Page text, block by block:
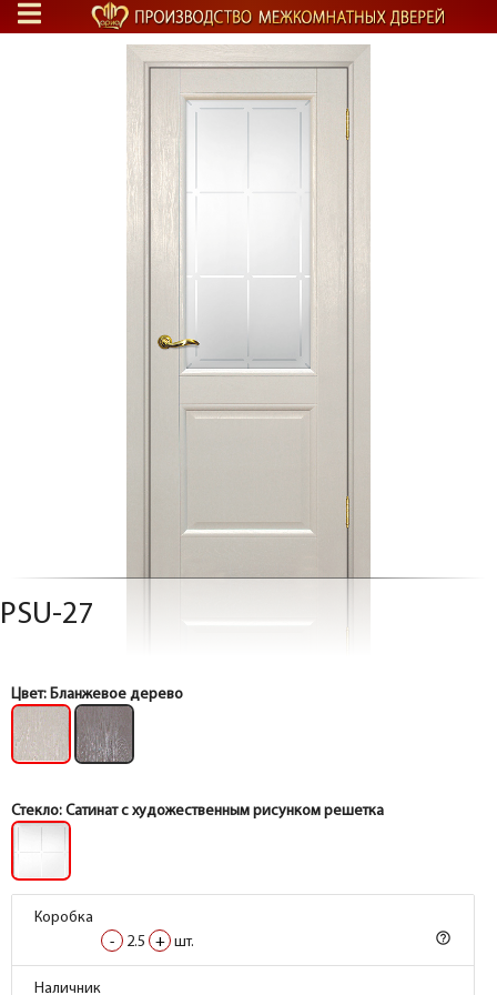
PSU-27
Цвет: Бланжевое дерево
Стекло: Сатинат с художественным рисунком решетка
Коробка
2.5 + шт. help_outline
Наличник
Коробка
-
2.5 + шт. help_outline
Наличник